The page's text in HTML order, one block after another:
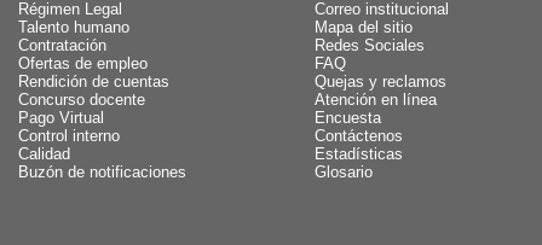
Régimen Legal
Talento humano
Contratación
Ofertas de empleo
Rendición de cuentas
Concurso docente
Pago Virtual
Control interno
Calidad
Buzón de notificaciones
Correo institucional
Mapa del sitio
Redes Sociales
FAQ
Quejas y reclamos
Atención en línea
Encuesta
Contáctenos
Estadísticas
Glosario